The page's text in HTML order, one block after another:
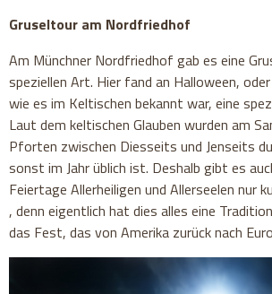
Gruseltour am Nordfriedhof
Am Münchner Nordfriedhof gab es eine
speziellen Art. Hier fand an Halloween,
wie es im Keltischen bekannt war, eine
Laut dem keltischen Glauben wurden am
Pforten zwischen Diesseits und Jenseits
sonst im Jahr üblich ist. Deshalb gibt es
Feiertage Allerheiligen und Allerseelen nur
, denn eigentlich hat dies alles eine
das Fest, das von Amerika zurück nach